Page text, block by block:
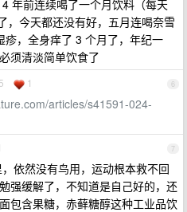
年前连续喝了一个月饮料（每天
，今天都还没有好，五月连喝奈雪
疹，全身痒了 3 个月了，年纪一
须清淡简单饮食了
6
1
articles/s41591-024-
7
依然没有鸟用，运动根本救不回
强缓解了，不知道是自己好的，还
包含果糖，赤藓糖醇这种工业品饮